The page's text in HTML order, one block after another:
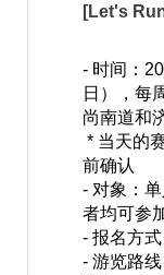
[Let's
- 时间：
日），每
尚南道和
* 当天的
前确认
- 对象：
者均可参
- 报名方
- 游览路